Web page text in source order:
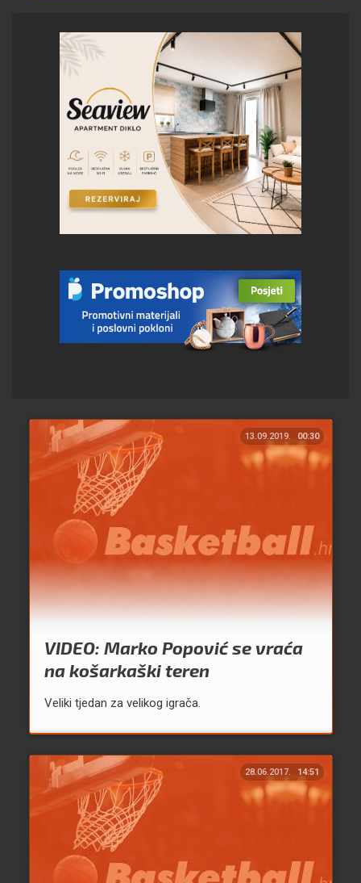
13.09.2019. 00:30
VIDEO: Marko Popović se vraća
na košarkaški teren
Veliki tjedan za velikog igrača.
28.06.2017. 14:51